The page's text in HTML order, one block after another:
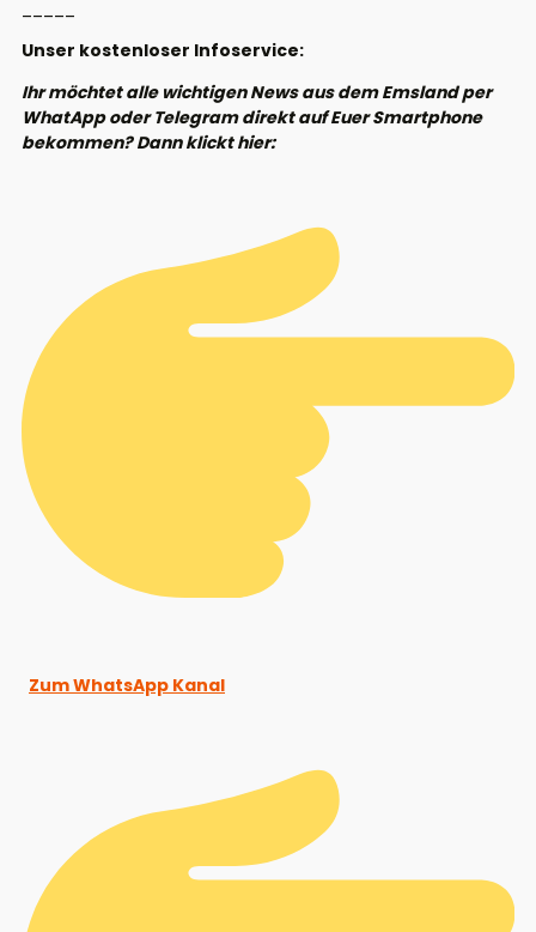
Unser kostenloser Infoservice:
Ihr möchtet alle wichtigen News aus dem Emsland per
WhatApp oder Telegram direkt auf Euer Smartphone
bekommen? Dann klickt hier:
Zum WhatsApp Kanal